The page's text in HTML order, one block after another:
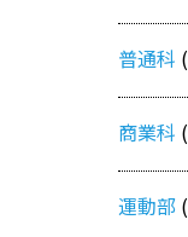
普通科
商業科
運動部